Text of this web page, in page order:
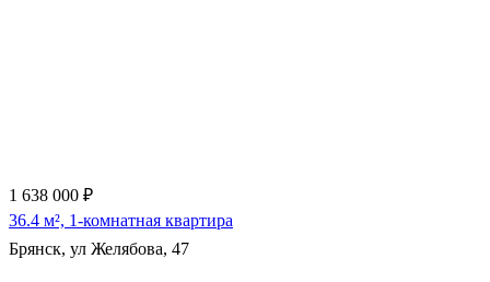
1 638 000 ₽
36.4 м², 1-комнатная квартира
Брянск, ул Желябова, 47